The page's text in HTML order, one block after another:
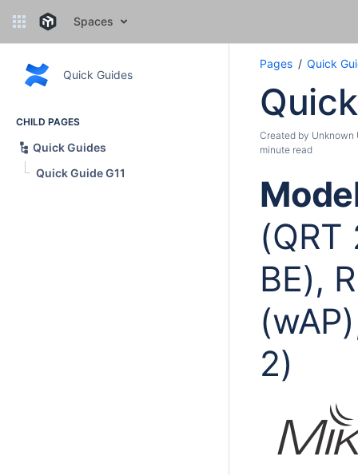
Spaces
Quick Guides
CHILD PAGES
Quick Guides
Quick Guide G11
Pages Quick
Created by Unknown
minute read
(QRT
BE),
2)